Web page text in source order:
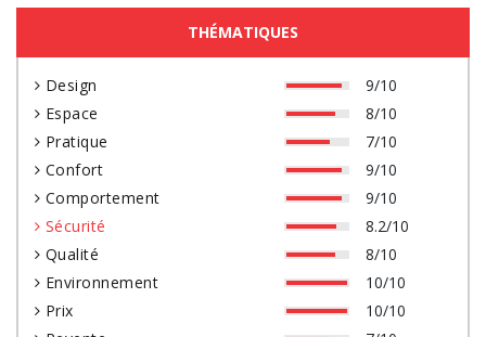
THÉMATIQUES
Design
9/10
Espace
8/10
Pratique
7/10
Confort
9/10
Comportement
9/10
Sécurité
8.2/10
Qualité
8/10
Environnement
10/10
Prix
10/10